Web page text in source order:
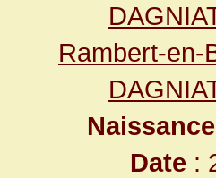
Rambert-en-
Naissance
Date :